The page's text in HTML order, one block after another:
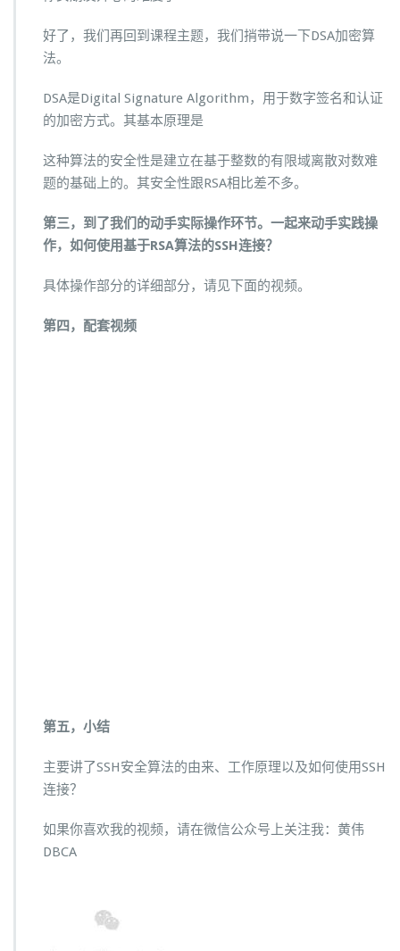
好了，我们再回到课程主题，我们捎带说一下DSA加密算
法。
DSA是Digital Signature Algorithm，用于数字签名和认证
的加密方式。其基本原理是
这种算法的安全性是建立在基于整数的有限域离散对数难
题的基础上的。其安全性跟RSA相比差不多。
第三，到了我们的动手实际操作环节。一起来动手实践操
作，如何使用基于RSA算法的SSH连接？
具体操作部分的详细部分，请见下面的视频。
第四，配套视频
第五，小结
主要讲了SSH安全算法的由来、工作原理以及如何使用SSH
连接？
如果你喜欢我的视频，请在微信公众号上关注我：黄伟
DBCA